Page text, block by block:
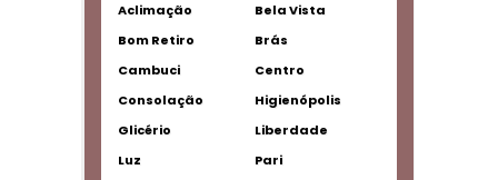
Aclimação
Bela Vista
Bom Retiro
Brás
Cambuci
Centro
Consolação
Higienópolis
Glicério
Liberdade
Luz
Pari